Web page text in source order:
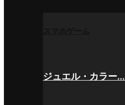
ジュエル・カラー…